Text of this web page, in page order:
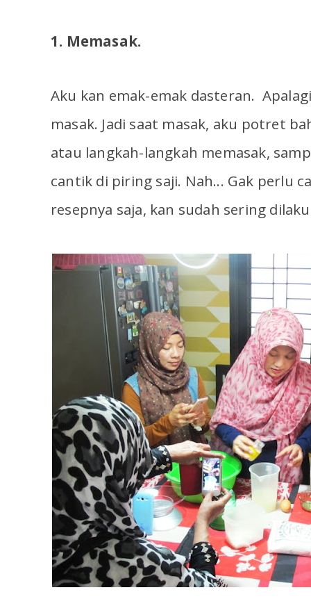
1. Memasak.
Aku kan emak-emak dasteran.
masak. Jadi saat masak, aku potret
atau langkah-langkah memasak,
cantik di piring saji. Nah... Gak perlu
resepnya saja, kan sudah sering